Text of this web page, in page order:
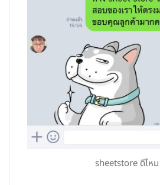
sheetstore ดีไหม